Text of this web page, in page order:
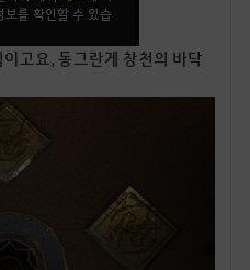
고요, 동그란게 창천의 바닥